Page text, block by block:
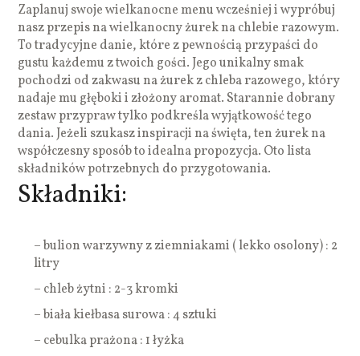
Zaplanuj swoje wielkanocne menu wcześniej i wypróbuj
nasz przepis na wielkanocny żurek na chlebie razowym.
To tradycyjne danie, które z pewnością przypaści do
gustu każdemu z twoich gości. Jego unikalny smak
pochodzi od zakwasu na żurek z chleba razowego, który
nadaje mu głęboki i złożony aromat. Starannie dobrany
zestaw przypraw tylko podkreśla wyjątkowość tego
dania. Jeżeli szukasz inspiracji na święta, ten żurek na
współczesny sposób to idealna propozycja. Oto lista
składników potrzebnych do przygotowania.
Składniki:
– bulion warzywny z ziemniakami ( lekko osolony) : 2
litry
– chleb żytni : 2-3 kromki
– biała kiełbasa surowa : 4 sztuki
– cebulka prażona : 1 łyżka